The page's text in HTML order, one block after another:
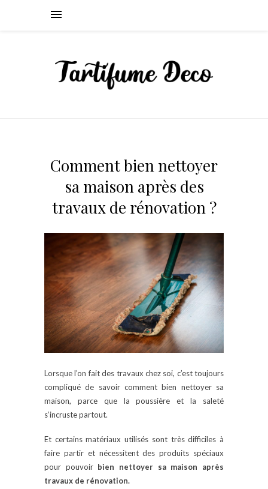
Comment bien nettoyer
sa maison après des
travaux de rénovation ?
Lorsque l’on fait des travaux chez soi, c’est toujours
compliqué de savoir comment bien nettoyer sa
maison, parce que la poussière et la saleté
s’incruste partout.
Et certains matériaux utilisés sont très difficiles à
faire partir et nécessitent des produits spéciaux
pour pouvoir bien nettoyer sa maison après
travaux de rénovation.